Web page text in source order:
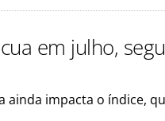
em julho,
ainda impacta o índice,